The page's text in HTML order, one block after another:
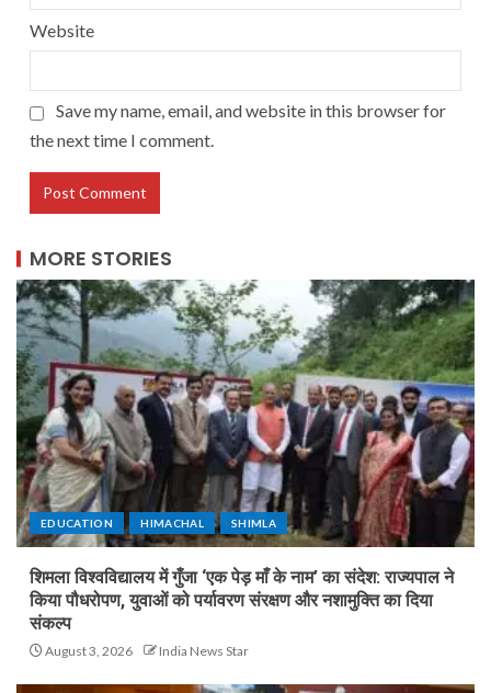
Website
Save my name, email, and website in this browser for
the next time I comment.
MORE STORIES
EDUCATION HIMACHAL SHIMLA
शिमला विश्वविद्यालय में गुँजा ‘एक पेड़ माँ के नाम’ का संदेश: राज्यपाल ने
किया पौधरोपण, युवाओं को पर्यावरण संरक्षण और नशामुक्ति का दिया
संकल्प
August 3, 2026 India News Star